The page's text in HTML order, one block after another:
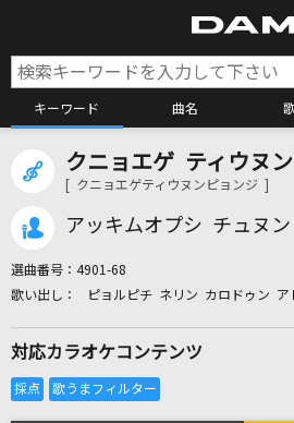
キーワード 曲名
カラオケ検索
クニョエゲ ティウヌ
[ クニョエゲティウヌンピョンジ ]
アッキムオプシ チュヌ
選曲番号： 4901-68
ピョルピチ ネリン カロドゥン ア
対応カラオケコンテンツ